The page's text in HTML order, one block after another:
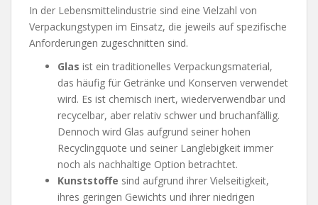
In der Lebensmittelindustrie sind eine Vielzahl von
Verpackungstypen im Einsatz, die jeweils auf spezifische
Anforderungen zugeschnitten sind.
Glas ist ein traditionelles Verpackungsmaterial,
das häufig für Getränke und Konserven verwendet
wird. Es ist chemisch inert, wiederverwendbar und
recycelbar, aber relativ schwer und bruchanfällig.
Dennoch wird Glas aufgrund seiner hohen
Recyclingquote und seiner Langlebigkeit immer
noch als nachhaltige Option betrachtet.
Kunststoffe sind aufgrund ihrer Vielseitigkeit,
ihres geringen Gewichts und ihrer niedrigen